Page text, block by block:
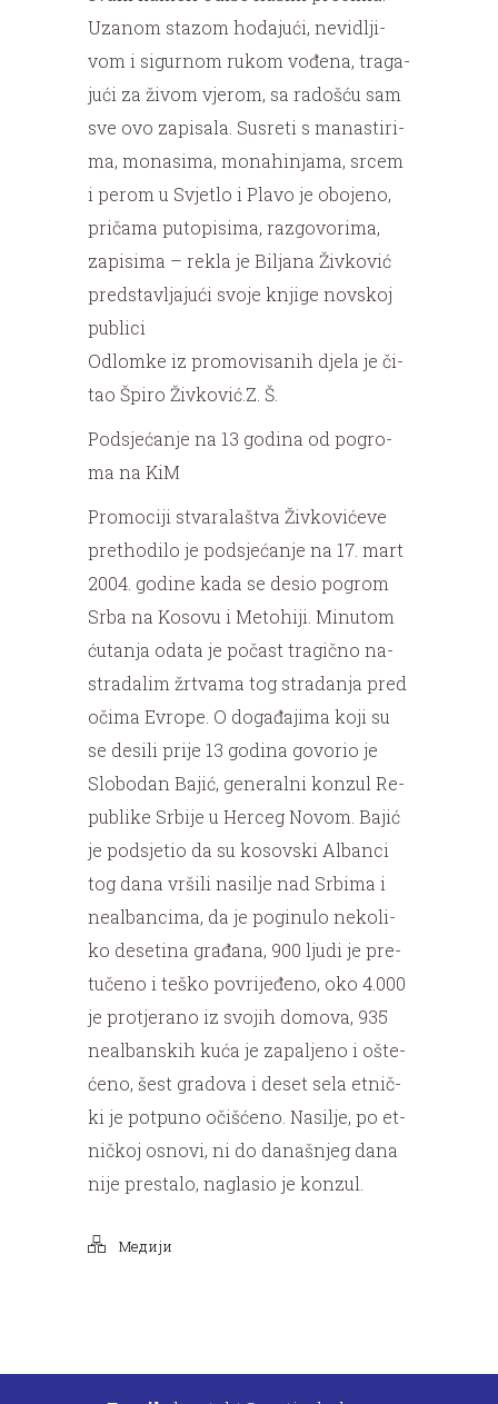
Uza­nom sta­zom ho­da­ju­ći, ne­vi­dlji­
vom i si­gur­nom ru­kom vo­đe­na, tra­ga­
ju­ći za ži­vom vje­rom, sa ra­do­šću sam
sve ovo za­pi­sa­la. Su­sre­ti s ma­na­sti­ri­
ma, mo­na­si­ma, mo­na­hi­nja­ma, sr­cem
i pe­rom u Svje­tlo i Pla­vo je obo­je­no,
pri­ča­ma pu­to­pi­si­ma, raz­go­vo­ri­ma,
za­pi­si­ma – re­kla je Bi­lja­na Živ­ko­vić
pred­sta­vlja­ju­ći svo­je knji­ge nov­skoj
pu­bli­ci
Od­lom­ke iz pro­mo­vi­sa­nih dje­la je či­
tao Špi­ro Živ­ko­vić.Z. Š.
Pod­sje­ća­nje na 13 go­di­na od po­gro­
ma na KiM
Pro­mo­ci­ji stva­ra­la­štva Živ­ko­vi­će­ve
pret­ho­di­lo je pod­sje­ća­nje na 17. mart
2004. go­di­ne ka­da se de­sio po­grom
Sr­ba na Ko­so­vu i Me­to­hi­ji. Mi­nu­tom
ću­ta­nja oda­ta je po­čast tra­gič­no na­
stra­da­lim žr­tva­ma tog stra­da­nja pred
oči­ma Evro­pe. O do­ga­đa­ji­ma ko­ji su
se de­si­li pri­je 13 go­di­na go­vo­rio je
Slo­bo­dan Ba­jić, ge­ne­ral­ni kon­zul Re­
pu­bli­ke Sr­bi­je u Her­ceg No­vom. Ba­jić
je pod­sje­tio da su ko­sov­ski Al­ban­ci
tog da­na vr­ši­li na­si­lje nad Sr­bi­ma i
ne­al­ban­ci­ma, da je po­gi­nu­lo ne­ko­li­
ko de­se­ti­na gra­đa­na, 900 lju­di je pre­
tu­če­no i te­ško po­vri­je­đe­no, oko 4.000
je pro­tje­ra­no iz svo­jih do­mo­va, 935
ne­al­ban­skih ku­ća je za­pa­lje­no i ošte­
će­no, šest gra­do­va i de­set se­la et­nič­
ki je pot­pu­no oči­šće­no. Na­si­lje, po et­
nič­koj osno­vi, ni do da­na­šnjeg da­na
ni­je pre­sta­lo, na­gla­sio je kon­zul.
Медији